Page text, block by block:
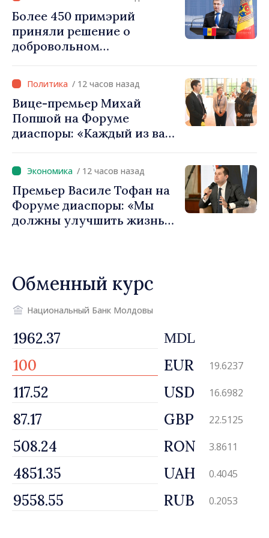
Республика Молдова
движется в правильном
направлении»
Более 450 примэрий
приняли решение о
добровольном
фонды для инвестиций.
Игорь Гросу: «Важно
преодолеть препятствия и
дать населённым пунктам
шанс развиваться»
/ 12 часов назад
Вице-премьер Михай
Попшой на Форуме
диаспоры: «Каждый из вас
вносит вклад в
продвижение имиджа
Республики Молдова»
/ 12 часов назад
Премьер Василе Тофан на
Форуме диаспоры: «Мы
должны улучшить жизнь
Обменный курс
Национальный Банк Молдовы
MDL
EUR 19.6237
USD 16.6982
GBP 22.5125
RON 3.8611
UAH 0.4045
RUB 0.2053